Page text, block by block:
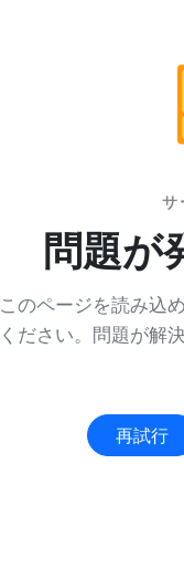
サ
問題が
このページを読み込
ください。問題が解
再試行